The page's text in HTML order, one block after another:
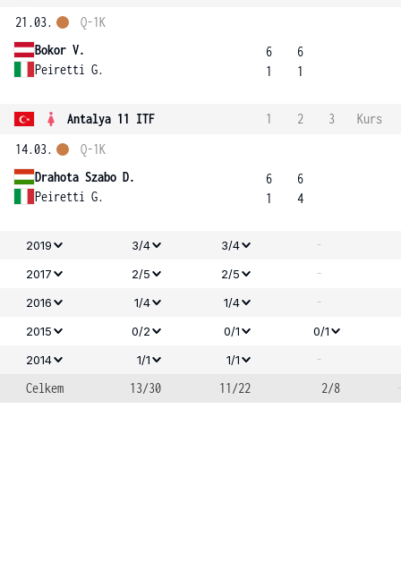
21.03.
Bokor V.
Peiretti G.
Q-1K
6
1
6
1
Antalya 11 ITF 1 2 3
Kurs
14.03.
Drahota Szabo D.
Peiretti G.
Q-1K
6
1
6
4
2019 3/4 3/4 -
2017 2/5 2/5 -
2016 1/4 1/4 -
2015 0/2 0/1
0/1
2014
1/1 1/1
-
Celkem
13/30 11/22 2/8